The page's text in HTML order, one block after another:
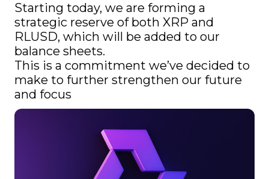
Starting today, we are forming a
strategic reserve of both XRP and
RLUSD, which will be added to our
balance sheets.
This is a commitment we’ve decided to
make to further strengthen our future
and focus